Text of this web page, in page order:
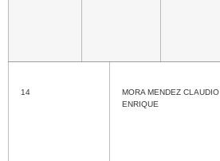
14
MORA MENDEZ CLAUDIO
ENRIQUE